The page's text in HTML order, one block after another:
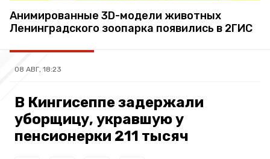
Анимированные 3D-модели животных
Ленинградского зоопарка появились в 2ГИС
08 АВГ, 18:23
В Кингисеппе задержали
уборщицу, укравшую у
пенсионерки 211 тысяч